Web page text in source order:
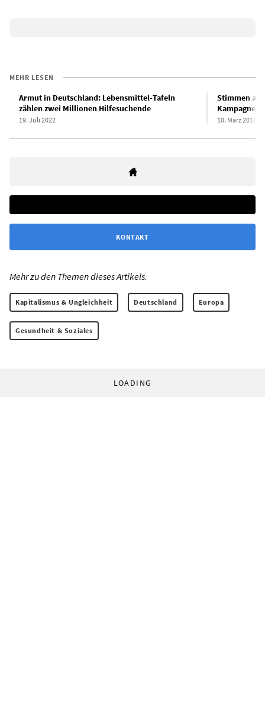
MEHR LESEN
Armut in Deutschland: Lebensmittel-Tafeln
zählen zwei Millionen Hilfesuchende
19. Juli 2022
Stimmen an
Kampagne
10. März 2018
KONTAKT
Mehr zu den Themen dieses Artikels:
Kapitalismus & Ungleichheit Deutschland Europa
Gesundheit & Soziales
LOADING